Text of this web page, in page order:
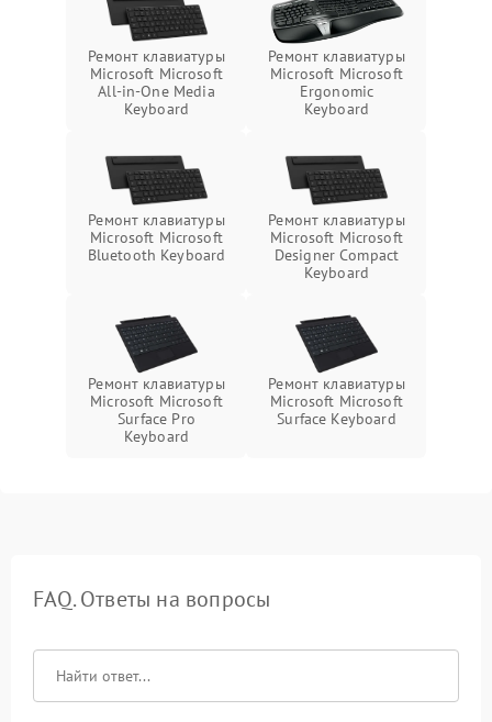
Ремонт клавиатуры
Microsoft Microsoft
All-in-One Media
Keyboard
Ремонт клавиатуры
Microsoft Microsoft
Ergonomic
Keyboard
Ремонт клавиатуры
Microsoft Microsoft
Bluetooth Keyboard
Ремонт клавиатуры
Microsoft Microsoft
Designer Compact
Keyboard
Ремонт клавиатуры
Microsoft Microsoft
Surface Pro
Keyboard
Ремонт клавиатуры
Microsoft Microsoft
Surface Keyboard
FAQ. Ответы на вопросы